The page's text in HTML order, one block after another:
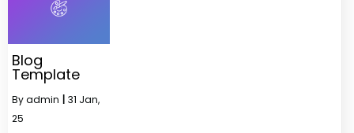
Blog
Template
Byadmin 31 Jan,
25